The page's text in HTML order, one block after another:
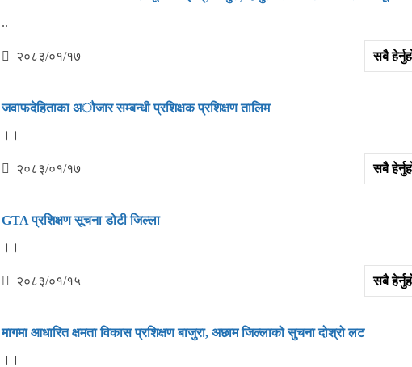
..
२०८३/०१/१७ सबै
जवाफदेहिताका अौजार सम्‍बन्‍धी प्रशिक्षक प्रशिक्षण तालिम
।।
२०८३/०१/१७ सबै
GTA प्रशिक्षण सूचना डोटी जिल्‍ला
।।
२०८३/०१/१५ सबै
मागमा आधारित क्षमता विकास प्रशिक्षण बाजुरा, अछाम जिल्‍लाको सुचना दोश्रो लट
।।